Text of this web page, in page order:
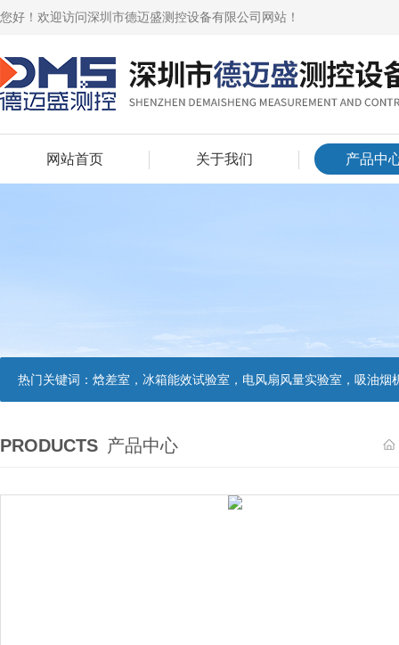
您好！欢迎访问深圳市德迈盛测控设备有限公司网站！
网站首页 关于我们 产品中
热门关键词： 焓差室，冰箱能效试验室，电风扇风量实验室，吸油烟机油脂分离度试验装置，吸油烟机空气性能试验装置，吸油烟机气味
PRODUCTS 产品中心